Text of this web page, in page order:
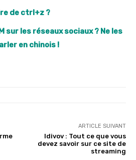
de ctrl+z ?
sur les réseaux sociaux ? Ne les
en chinois !
ARTICLE SUIVANT
Idivov : Tout ce que vous
devez savoir sur ce site de
streaming